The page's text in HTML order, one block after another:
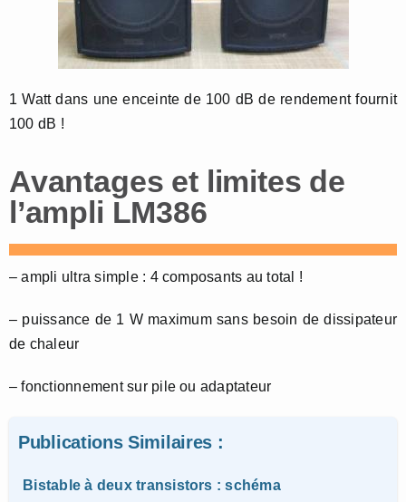
1 Watt dans une enceinte de 100 dB de rendement fournit
100 dB !
Avantages et limites de
l’ampli LM386
– ampli ultra simple : 4 composants au total !
– puissance de 1 W maximum sans besoin de dissipateur
de chaleur
– fonctionnement sur pile ou adaptateur
Publications Similaires :
Bistable à deux transistors : schéma